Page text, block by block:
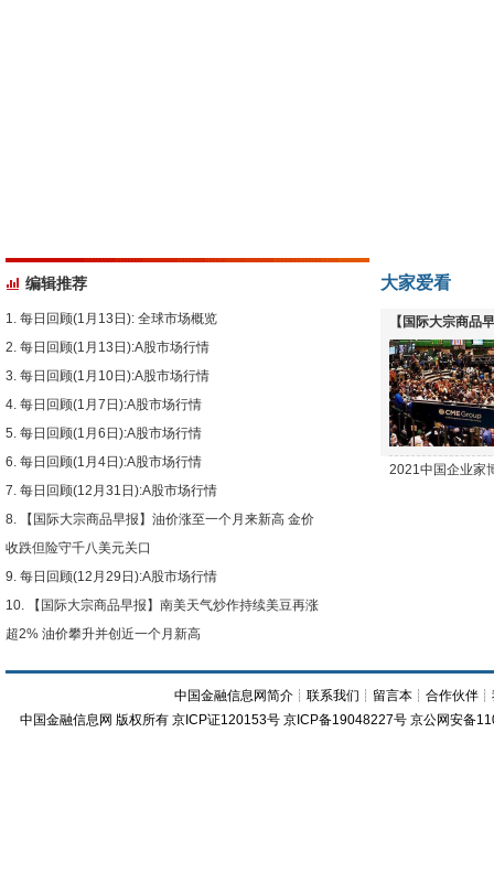
编辑推荐
每日回顾(1月13日): 全球市场概览
每日回顾(1月13日):A股市场行情
每日回顾(1月10日):A股市场行情
每日回顾(1月7日):A股市场行情
每日回顾(1月6日):A股市场行情
每日回顾(1月4日):A股市场行情
每日回顾(12月31日):A股市场行情
【国际大宗商品早报】油价涨至一个月来新高 金价
收跌但险守千八美元关口
每日回顾(12月29日):A股市场行情
【国际大宗商品早报】南美天气炒作持续美豆再涨
超2% 油价攀升并创近一个月新高
大家爱看
【国际大宗商品
下跌
2021中国企业家
中国金融信息网简介 ┊联系我们 ┊ 留言本 ┊合作伙伴 ┊
中国金融信息网 版权所有 京ICP证120153号 京ICP备19048227号 京公网安备